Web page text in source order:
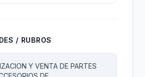
/ RUBROS
Y VENTA DE PARTES